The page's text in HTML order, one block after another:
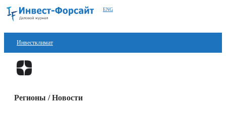
ENG
Инвестклимат
Финансы
Регионы / Новости